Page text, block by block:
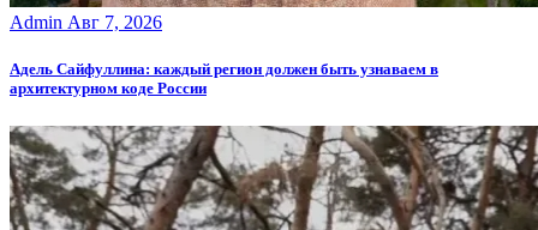
Admin Авг 7, 2026
Адель Сайфуллина: каждый регион должен быть узнаваем в
архитектурном коде России